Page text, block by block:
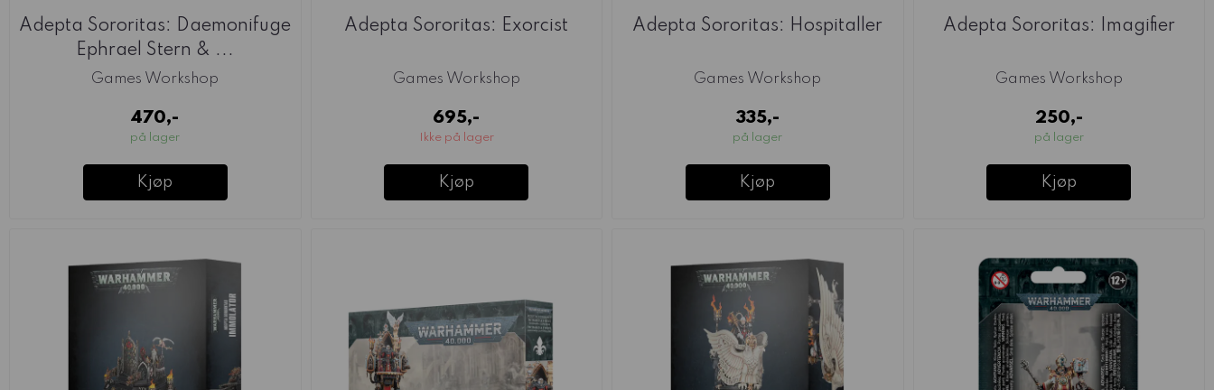
Adepta Sororitas: Daemonifuge
Ephrael Stern & ...
Games Workshop
470,-
på lager
Kjøp
Adepta Sororitas: Exorcist
Games Workshop
695,-
Ikke på lager
Kjøp
Adepta Sororitas: Hospitaller
Games Workshop
335,-
på lager
Kjøp
Adepta Sororitas: Imagifier
Games Workshop
250,-
på lager
Kjøp